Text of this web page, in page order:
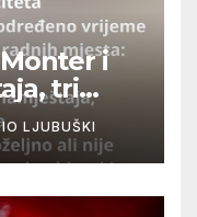
i
tri
LJUBUŠKI